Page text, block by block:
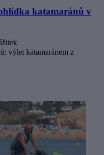
katamaránů v
výlet katamaránem z